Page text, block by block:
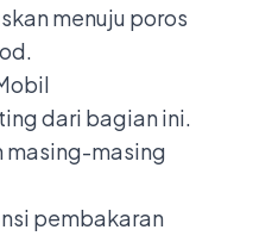
menuju poros
dari bagian ini.
masing-masing
pembakaran